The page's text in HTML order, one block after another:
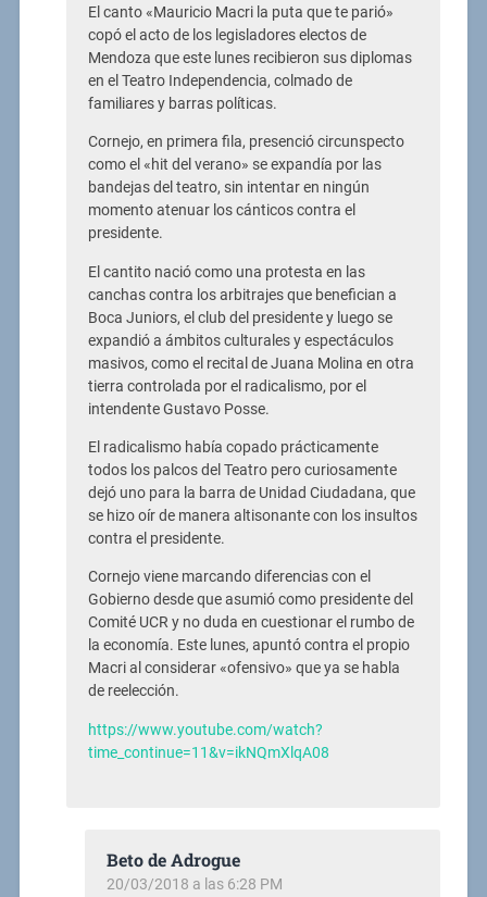
El canto «Mauricio Macri la puta que te parió»
copó el acto de los legisladores electos de
Mendoza que este lunes recibieron sus diplomas
en el Teatro Independencia, colmado de
familiares y barras políticas.
Cornejo, en primera fila, presenció circunspecto
como el «hit del verano» se expandía por las
bandejas del teatro, sin intentar en ningún
momento atenuar los cánticos contra el
presidente.
El cantito nació como una protesta en las
canchas contra los arbitrajes que benefician a
Boca Juniors, el club del presidente y luego se
expandió a ámbitos culturales y espectáculos
masivos, como el recital de Juana Molina en otra
tierra controlada por el radicalismo, por el
intendente Gustavo Posse.
El radicalismo había copado prácticamente
todos los palcos del Teatro pero curiosamente
dejó uno para la barra de Unidad Ciudadana, que
se hizo oír de manera altisonante con los insultos
contra el presidente.
Cornejo viene marcando diferencias con el
Gobierno desde que asumió como presidente del
Comité UCR y no duda en cuestionar el rumbo de
la economía. Este lunes, apuntó contra el propio
Macri al considerar «ofensivo» que ya se habla
de reelección.
https://www.youtube.com/watch?
time_continue=11&v=ikNQmXlqA08
Beto de Adrogue
20/03/2018 a las 6:28 PM